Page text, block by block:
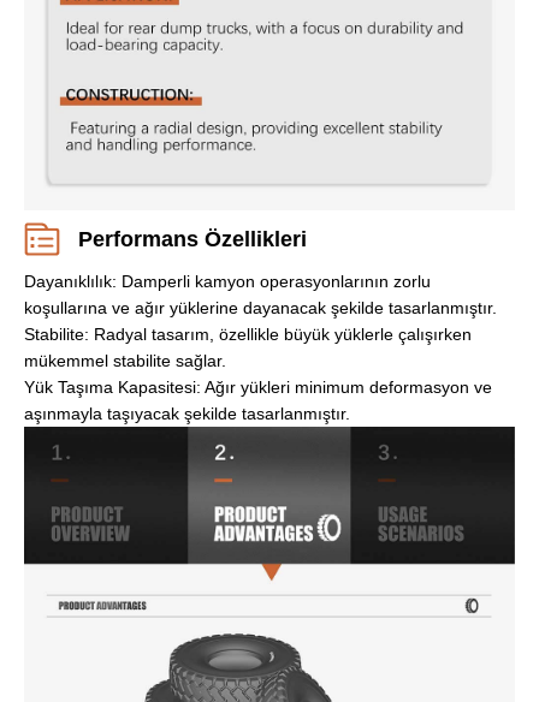
Performans Özellikleri
Dayanıklılık: Damperli kamyon operasyonlarının zorlu
koşullarına ve ağır yüklerine dayanacak şekilde tasarlanmıştır.
Stabilite: Radyal tasarım, özellikle büyük yüklerle çalışırken
mükemmel stabilite sağlar.
Yük Taşıma Kapasitesi: Ağır yükleri minimum deformasyon ve
aşınmayla taşıyacak şekilde tasarlanmıştır.